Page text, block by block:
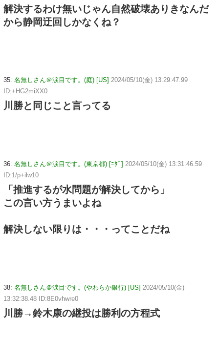
解決するわけ無いじゃん自然破壊ありきなんだ
から静岡迂回しかなくね？
35: 名無しさん＠涙目です。(庭) [US] 2024/05/10(金) 13:29:47.99
ID:+HG2miXX0
川勝と同じこと言ってる
36: 名無しさん＠涙目です。(東京都) [ﾆﾀﾞ] 2024/05/10(金) 13:31:46.59
ID:1/p+ilw10
「推進するが水問題が解決してから」
この言い方うまいよね
解決しない限りは・・・ってことだね
38: 名無しさん＠涙目です。(やわらか銀行) [US] 2024/05/10(金)
13:32:38.48 ID:8E0vhwre0
川勝→鈴木康の継投は勝利の方程式